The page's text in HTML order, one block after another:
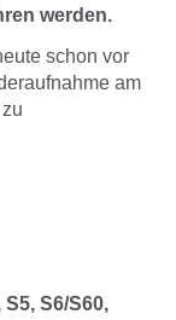
werden.
schon vor
am
S6/S60,